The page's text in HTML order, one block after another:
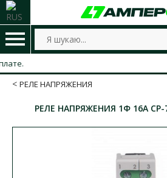
РЕЛЕ НАПРЯЖЕНИЯ
РЕЛЕ НАПРЯЖЕНИЯ 1Ф 16А CP-